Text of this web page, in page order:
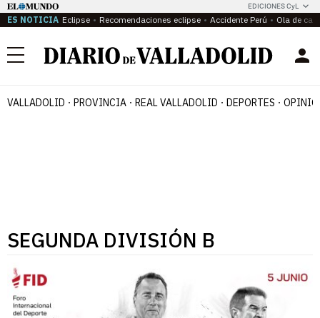
EDICIONES CyL
ES NOTICIA Eclipse Recomendaciones eclipse Accidente Perú Ola de
Menú
VALLADOLID PROVINCIA REAL VALLADOLID DEPORTES
SEGUNDA DIVISIÓN B